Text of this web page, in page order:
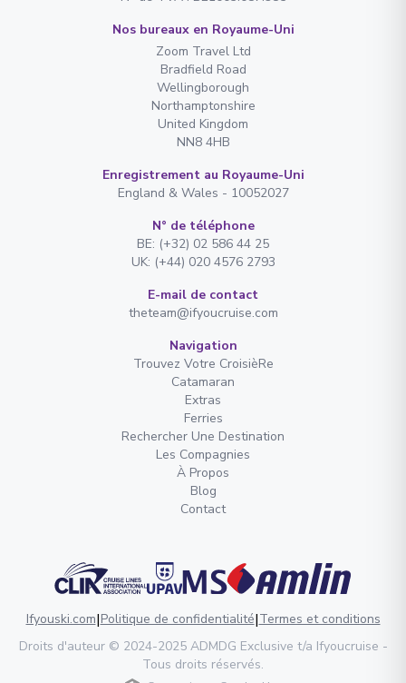
Nos bureaux en Royaume-Uni
Zoom Travel Ltd
Bradfield Road
Wellingborough
Northamptonshire
United Kingdom
NN8 4HB
Enregistrement au Royaume-Uni
England & Wales - 10052027
N° de téléphone
BE: (+32) 02 586 44 25
UK: (+44) 020 4576 2793
E-mail de contact
theteam@ifyoucruise.com
Navigation
Trouvez Votre CroisièRe
Catamaran
Extras
Ferries
Rechercher Une Destination
Les Compagnies
À Propos
Blog
Contact
Ifyouski.com|Politique de confidentialité|Termes et conditions
Droits d'auteur© 2024-2025 ADMDG Exclusive t/a Ifyoucruise -
Tous droits réservés.